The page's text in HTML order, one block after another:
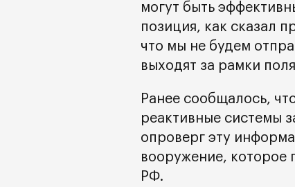
могут быть
позиция, как сказал
что мы не будем
выходят за рамки
Ранее сообщалось,
реактивные системы
опроверг эту
вооружение, которое
РФ.